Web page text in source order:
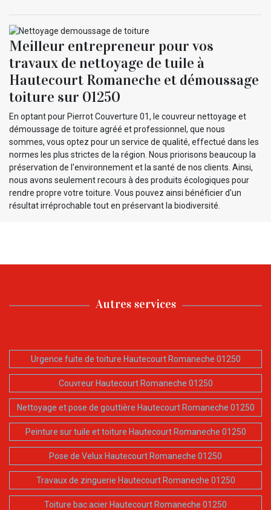
Meilleur entrepreneur pour vos
travaux de nettoyage de tuile à
Hautecourt Romaneche et démoussage
toiture sur 01250
En optant pour Pierrot Couverture 01, le couvreur nettoyage et
démoussage de toiture agréé et professionnel, que nous
sommes, vous optez pour un service de qualité, effectué dans les
normes les plus strictes de la région. Nous priorisons beaucoup la
préservation de l'environnement et la santé de nos clients. Ainsi,
nous avons seulement recours à des produits écologiques pour
rendre propre votre toiture. Vous pouvez ainsi bénéficier d'un
résultat irréprochable tout en préservant la biodiversité.
Autres services
Urgence fuite de toiture Hautecourt Romaneche 01250
Couvreur Hautecourt Romaneche 01250
Nettoyage et pose de gouttière Hautecourt Romaneche 01250
Peinture sur tuile et toiture Hautecourt Romaneche 01250
Pose de Velux Hautecourt Romaneche 01250
Travaux de zinguerie Hautecourt Romaneche 01250
Toiture bac acier Hautecourt Romaneche 01250